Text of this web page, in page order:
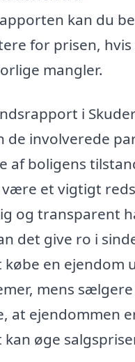
kan du
for prisen,
mangler.
i
de involverede
af boligens
være et vigtigt
og transparent
det give ro i
købe en ejendom
mens
at ejendommen
øge